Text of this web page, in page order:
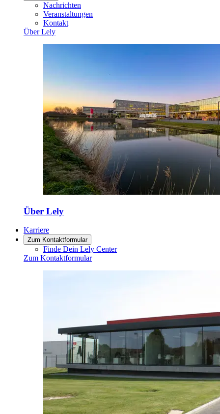
Nachrichten
Veranstaltungen
Kontakt
Über Lely
Über Lely
Karriere
Zum Kontaktformular
Finde Dein Lely Center
Zum Kontaktformular